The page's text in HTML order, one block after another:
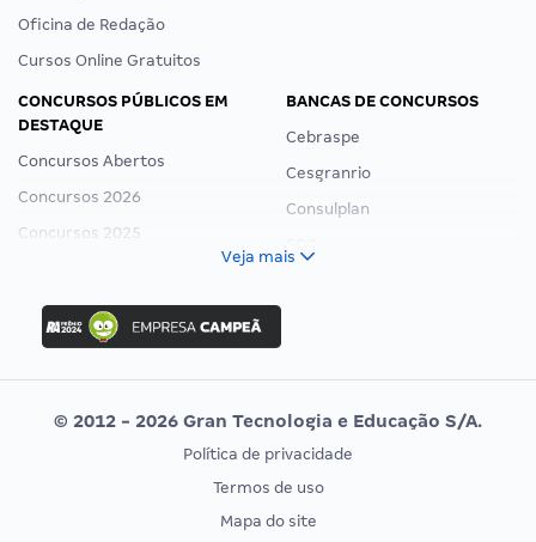
Oficina de Redação
Cursos Online Gratuitos
CONCURSOS PÚBLICOS EM
DESTAQUE
Concursos Abertos
Concursos 2026
Concursos 2025
Concurso Ibama
Concurso MPU
Editais publicados
BANCAS DE CONCURSOS
Cebraspe
Cesgranrio
Consulplan
Vunesp
CONCURSOS POR PROFISSÃO
EXAME DE ORDEM
Veja mais
© 2012 - 2026 Gran Tecnologia e Educação S/A.
Política de privacidade
Termos de uso
Mapa do site